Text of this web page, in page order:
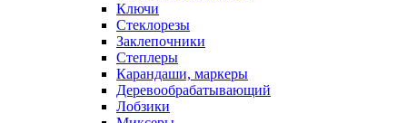
Ключи
Стеклорезы
Заклепочники
Степлеры
Карандаши, маркеры
Деревообрабатывающий
Лобзики